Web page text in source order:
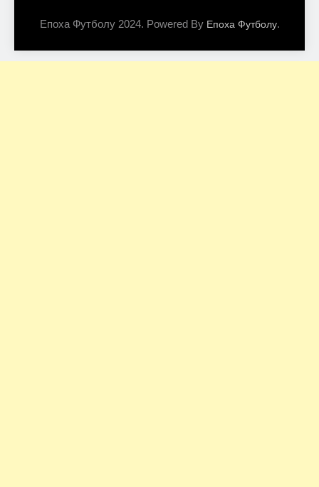
Епоха Футболу 2024. Powered By Епоха Футболу.